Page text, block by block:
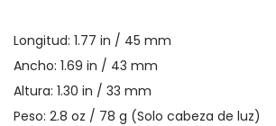
Longitud: 1.77 in / 45 mm
Ancho: 1.69 in / 43 mm
Altura: 1.30 in / 33 mm
Peso: 2.8 oz / 78 g (Solo cabeza de luz)